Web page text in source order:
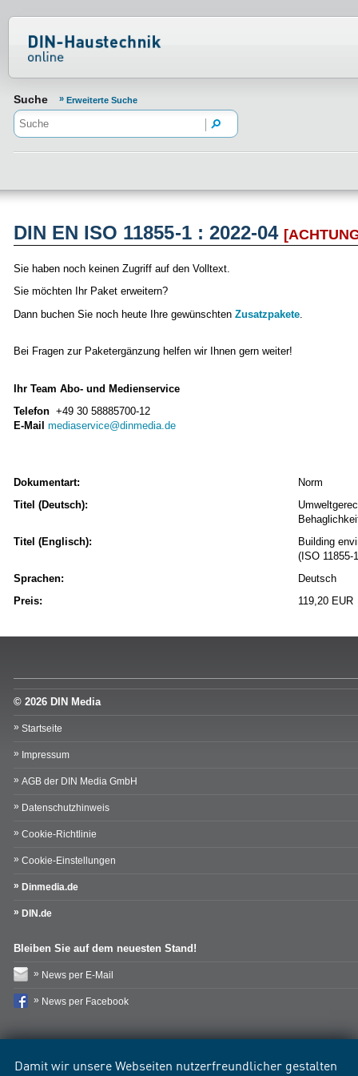
Damit wir unsere Webseiten nutzerfreundlicher gestalten
Suche Erweiterte Suche
DIN EN ISO 11855-1 : 2022-04
Sie haben noch keinen Zugriff auf den Volltext.
Sie möchten Ihr Paket erweitern?
Dann buchen Sie noch heute Ihre gewünschten Zusatzpakete
Bei Fragen zur Paketergänzung helfen wir Ihnen gern weiter!
Ihr Team Abo- und Medienservice
Telefon +49 30 58885700-12
E-Mail mediaservice@dinmedia.de
Dokumentart:
Norm
Titel (Deutsch):
Titel (Englisch):
Building
(ISO 11855-
Sprachen:
Deutsch
Preis:
119,20 EUR
© 2026 DIN Media
Startseite
Impressum
AGB der DIN Media GmbH
Datenschutzhinweis
Cookie-Richtlinie
Cookie-Einstellungen
Dinmedia.de
DIN.de
Bleiben Sie auf dem neuesten Stand!
News per E-Mail
News per Facebook